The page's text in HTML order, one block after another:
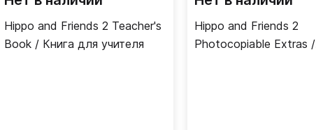
Hippo and Friends 2 Teacher's
Book / Книга для учителя
Hippo and Friends 2
Photocopiable Extras /